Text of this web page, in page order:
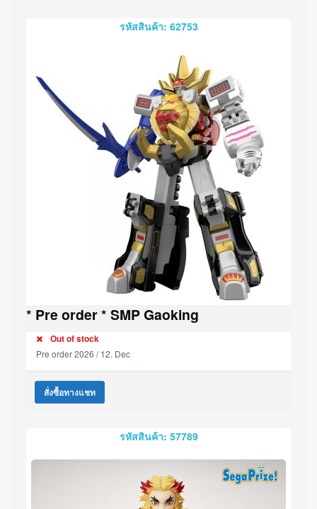
รหัสสินค้า: 62753
* Pre order * SMP Gaoking
Out of stock
Pre order 2026 / 12. Dec
สั่งซื้อทางแชท
รหัสสินค้า: 57789